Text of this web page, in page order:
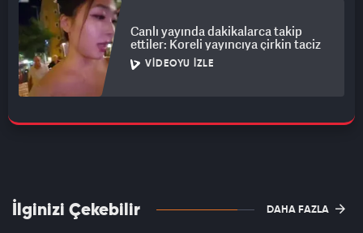
Canlı yayında dakikalarca takip
ettiler: Koreli yayıncıya çirkin taciz
VIDEOYU İZLE
İlginizi Çekebilir DAHA FAZLA